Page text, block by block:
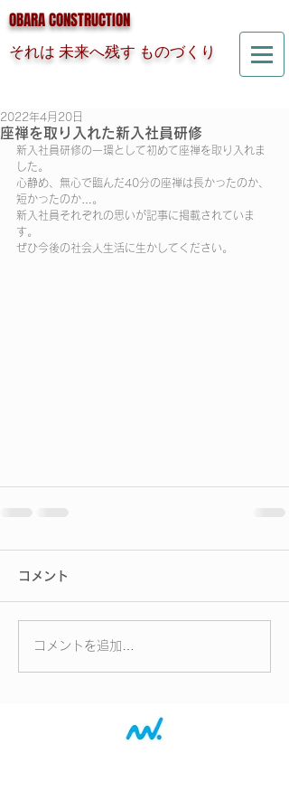
OBARA CONSTRUCTION
それは 未来へ残す ものづくり
座禅を取り入れた新入社員研修
2022年4月20日
新入社員研修の一環として初めて座禅を取り入れま
した。
心静め、無心で臨んだ40分の座禅は長かったのか、
短かったのか…。
新入社員それぞれの思いが記事に掲載されていま
す。
ぜひ今後の社会人生活に生かしてください。
コメント
コメントを追加…